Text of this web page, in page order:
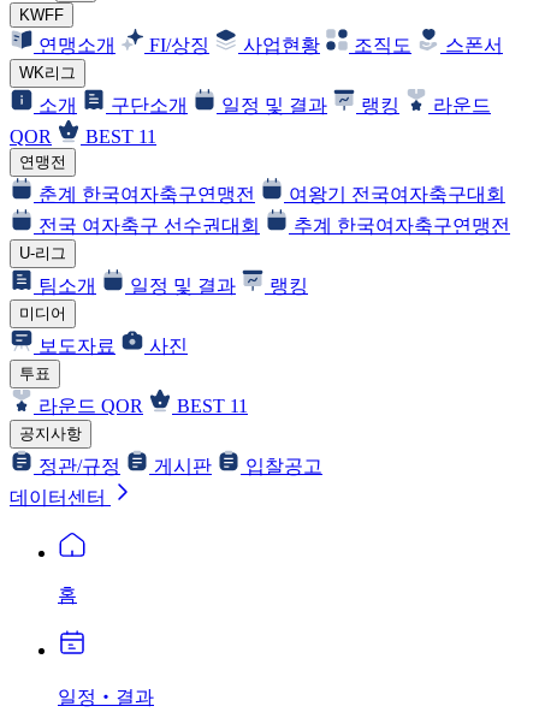
KWFF
연맹소개 FI/상징 사업현황 조직도 스폰서
WK리그
소개 구단소개 일정 및 결과 랭킹
라운드
QOR
BEST 11
연맹전
춘계 한국여자축구연맹전
여왕기 전국여자축구대회
전국 여자축구 선수권대회
추계 한국여자축구연맹전
U-리그
팀소개 일정 및 결과 랭킹
미디어
보도자료 사진
투표
라운드 QOR BEST 11
공지사항
정관/규정 게시판
입찰공고
데이터센터
홈
일정‧결과